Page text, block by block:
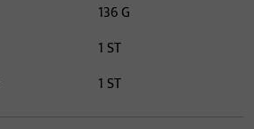
136 G
1 ST
1 ST